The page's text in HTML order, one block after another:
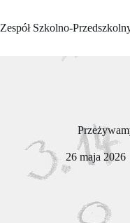
treści
Zespół Szkolno-
26 maja 2026